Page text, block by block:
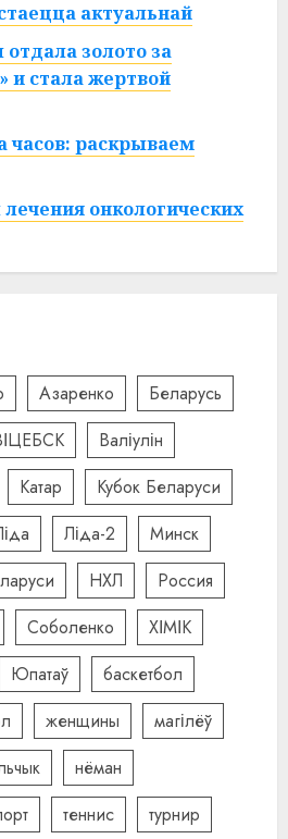
актуальнай
золото за
и стала жертвой
часов: раскрываем
онкологических
Азаренко
Беларусь
Валіулін
Катар
Кубок Беларуси
Ліда-2
Минск
НХЛ
Россия
Соболенко
ХІМІК
Юпатаў
баскетбол
женщины
магілёў
нёман
теннис
турнир